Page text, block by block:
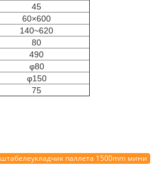
45
60×600
140~620
80
490
φ80
φ150
75
штабелеукладчик паллета 1500mm мини